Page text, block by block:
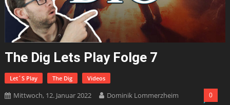
The Dig Lets Play Folge 7
Let´s Play The Dig Videos
Mittwoch, 12. Januar 2022 Dominik Lommerzheim 0